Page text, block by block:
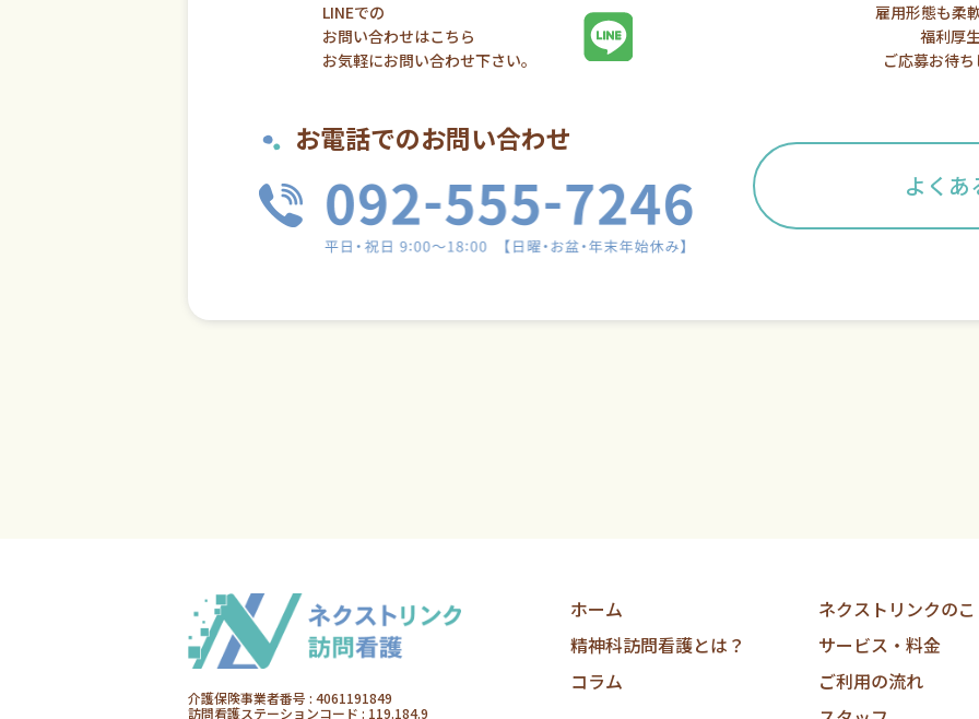
LINEでの
お問い合わせはこちら
お気軽にお問い合わせ下さい。
雇用形態も柔
福利厚
ご応募お待
お電話でのお問い合わせ
よくあ
介護保険事業者番号 : 4061191849
訪問看護ステーションコード : 119.184.9
ホーム
精神科訪問看護とは？
コラム
ネクストリンクの
サービス・料金
ご利用の流れ